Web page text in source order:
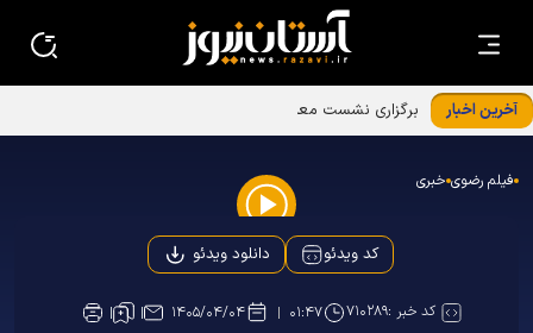
آخرین اخبار
برگزاری نشست معاونین و مسئولین کانون‌های خدمت رضوی
استان‌ها در بنیادپژوهش های استان قدس رضوی
فیلم رضوی خبری
Play
Video
کد ویدئو دانلود ویدئو
کد خبر :۷۱۰۲۸۹ ۰۱:۴۷ ۱۴۰۵/۰۴/۰۴